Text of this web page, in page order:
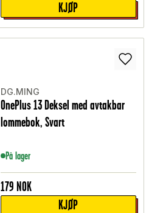
KJØP
DG.MING
OnePlus 13 Deksel med avtakbar
lommebok, Svart
På lager
179 NOK
KJØP